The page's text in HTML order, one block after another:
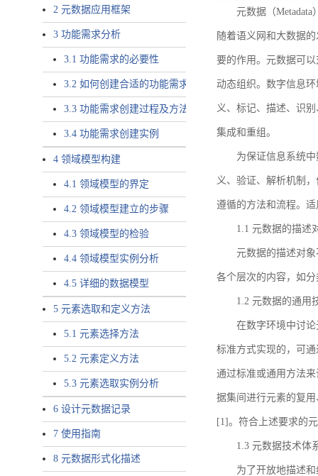
2 元数据应用框架
3 功能需求分析
3.1 功能需求的必要性
3.2 如何创建合适的功能需求
3.3 功能需求创建过程及方法
3.4 功能需求创建实例
4 领域模型构建
4.1 领域模型的界定
4.2 领域模型建立的步骤
4.3 领域模型的检验
4.4 领域模型实例分析
4.5 详细的数据模型
5 元素选取和定义方法
5.1 元素选择方法
5.2 元素定义方法
5.3 元素选取实例分析
6 设计元数据记录
7 使用指南
8 元数据形式化描述
元数据（
随着语义网和大数据
要的作用。元数据可
动态组织。数字信息
义、标记、描述、识
集成和重组。
为保证信息系统
义、验证、解析机制
遵循的方法和流程。
1.1 元数据的描述
元数据的描述对
各个层次的内容，如
1.2 元数据的通用
在数字环境中讨
标准方式实现的，可
通过标准或通用方法
据集间进行元素的复
[1]。符合上述要求的
1.3 元数据技术体
为了开放地描述